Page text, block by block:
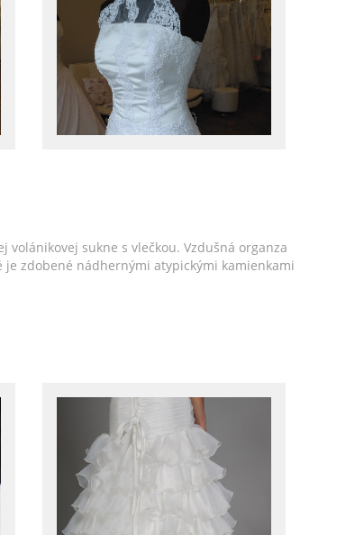
sukne s vlečkou. Vzdušná organza
zdobené nádhernými atypickými kamienkami